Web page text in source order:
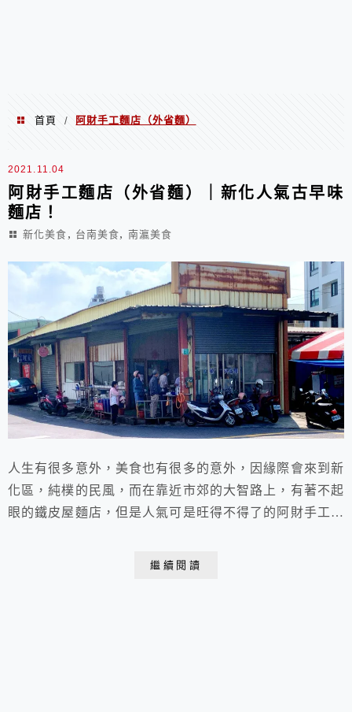
首頁 / 阿財手工麵店（外省麵）
阿財手工麵店（外省麵）
2021.11.04
阿財手工麵店（外省麵）｜新化人氣古早味
麵店！
新化美食 , 台南美食, 南瀛美食
人生有很多意外，美食也有很多的意外，因緣際會來到新
化區，純樸的民風，而在靠近市郊的大智路上，有著不起
眼的鐵皮屋麵店，但是人氣可是旺得不得了的阿財手工麵
繼續閱讀